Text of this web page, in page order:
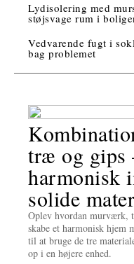
Lydisolering med
støjsvage rum i
Vedvarende fugt i
bag problemet
træ og gips
harmonisk
solide
Oplev hvordan murværk,
skabe et harmonisk hjem
til at bruge de tre
op i en højere enhed.